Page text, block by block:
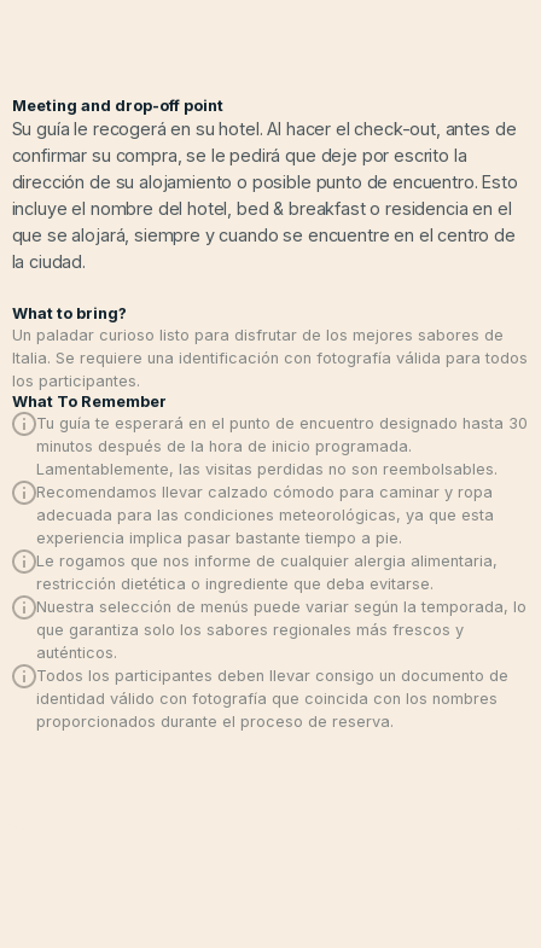
Meeting and drop-off point
Su guía le recogerá en su hotel. Al hacer el check-out, antes de
confirmar su compra, se le pedirá que deje por escrito la
dirección de su alojamiento o posible punto de encuentro. Esto
incluye el nombre del hotel, bed & breakfast o residencia en el
que se alojará, siempre y cuando se encuentre en el centro de
la ciudad.
What to bring?
Un paladar curioso listo para disfrutar de los mejores sabores de
Italia. Se requiere una identificación con fotografía válida para todos
los participantes.
What To Remember
Tu guía te esperará en el punto de encuentro designado hasta 30
minutos después de la hora de inicio programada.
Lamentablemente, las visitas perdidas no son reembolsables.
Recomendamos llevar calzado cómodo para caminar y ropa
adecuada para las condiciones meteorológicas, ya que esta
experiencia implica pasar bastante tiempo a pie.
Le rogamos que nos informe de cualquier alergia alimentaria,
restricción dietética o ingrediente que deba evitarse.
Nuestra selección de menús puede variar según la temporada, lo
que garantiza solo los sabores regionales más frescos y
auténticos.
Todos los participantes deben llevar consigo un documento de
identidad válido con fotografía que coincida con los nombres
proporcionados durante el proceso de reserva.